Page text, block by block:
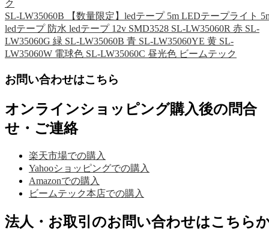
ク
SL-LW35060B 【数量限定】ledテープ 5m LEDテープライト
ledテープ 防水 ledテープ 12v SMD3528 SL-LW35060R 赤 SL-
LW35060G 緑 SL-LW35060B 青 SL-LW35060YE 黄 SL-
LW35060W 電球色 SL-LW35060C 昼光色 ビームテック
お問い合わせはこちら
オンラインショッピング購入後の問合
せ・ご連絡
楽天市場での購入
Yahooショッピングでの購入
Amazonでの購入
ビームテック本店での購入
法人・お取引のお問い合わせはこちら